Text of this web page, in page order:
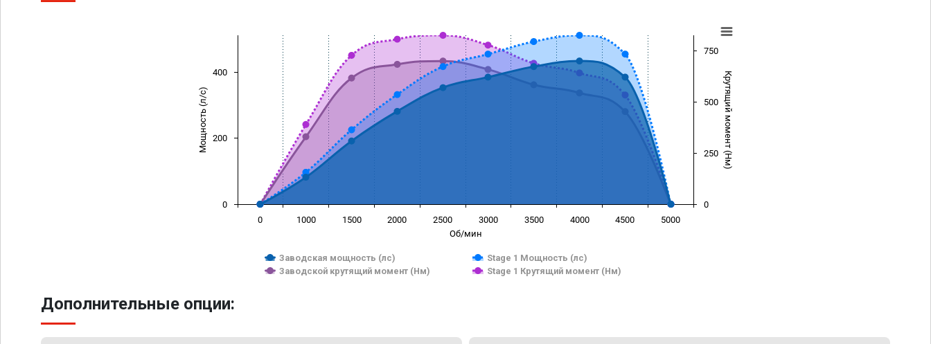
Об/мин
Мощность (л/с) Крутящий момент (Нм)
Заводская мощность (лс)
Stage 1 Мощность (лс)
Заводской крутящий момент (Нм)
Stage 1 Крутящий момент (Нм)
0 1000 1500 2000 2500 3000 3500 4000 4500 5000
0
200
400
0
250
500
750
Дополнительные опции: